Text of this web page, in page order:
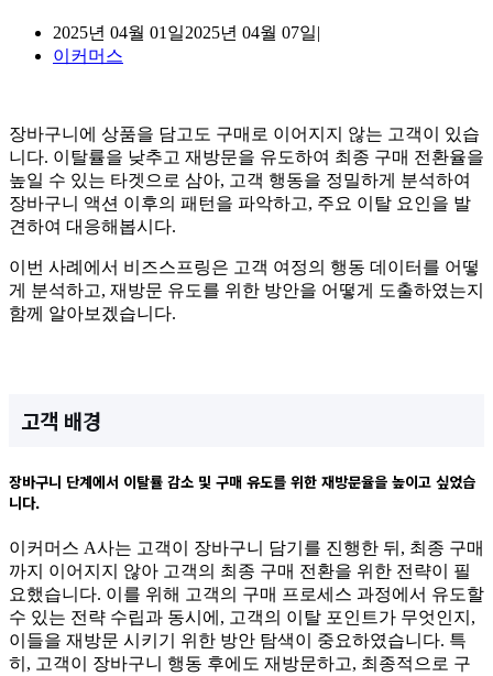
2025년 04월 01일2025년 04월 07일
이커머스
장바구니에 상품을 담고도 구매로 이어지지 않는 고객이 있습
니다. 이탈률을 낮추고 재방문을 유도하여 최종 구매 전환율을
높일 수 있는 타겟으로 삼아, 고객 행동을 정밀하게 분석하여
장바구니 액션 이후의 패턴을 파악하고, 주요 이탈 요인을 발
견하여 대응해봅시다.
이번 사례에서 비즈스프링은 고객 여정의 행동 데이터를 어떻
게 분석하고, 재방문 유도를 위한 방안을 어떻게 도출하였는지
함께 알아보겠습니다.
고객 배경
장바구니 단계에서 이탈률 감소 및 구매 유도를 위한 재방문율을 높이고 싶었습
니다.
이커머스 A사는 고객이 장바구니 담기를 진행한 뒤, 최종 구매
까지 이어지지 않아 고객의 최종 구매 전환을 위한 전략이 필
요했습니다. 이를 위해 고객의 구매 프로세스 과정에서 유도할
수 있는 전략 수립과 동시에, 고객의 이탈 포인트가 무엇인지,
이들을 재방문 시키기 위한 방안 탐색이 중요하였습니다. 특
히, 고객이 장바구니 행동 후에도 재방문하고, 최종적으로 구